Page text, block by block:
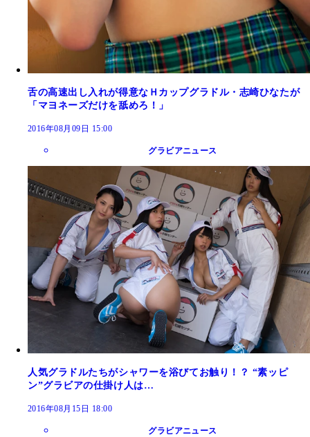
舌の高速出し入れが得意なＨカップグラドル・志崎ひなたが
「マヨネーズだけを舐めろ！」
2016年08月09日 15:00
グラビアニュース
人気グラドルたちがシャワーを浴びてお触り！？ “素ッピ
ン”グラビアの仕掛け人は…
2016年08月15日 18:00
グラビアニュース